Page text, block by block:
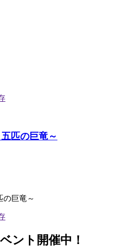
匹の巨竜～
の巨竜～
ント開催中！